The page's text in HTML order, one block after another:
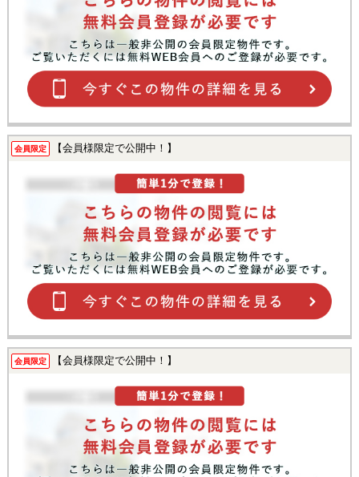
会員限定 【会員様限定で公開中！】
会員限定 【会員様限定で公開中！】